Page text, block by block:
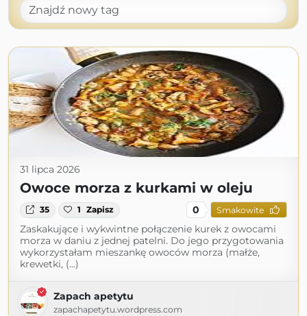
31 lipca 2026
Owoce morza z kurkami w oleju
35 1 Zapisz 0 Smakowite
Zaskakujące i wykwintne połączenie kurek z owocami
morza w daniu z jednej patelni. Do jego przygotowania
wykorzystałam mieszankę owoców morza (małże,
krewetki, (...)
Zapach apetytu
zapachapetytu.wordpress.com